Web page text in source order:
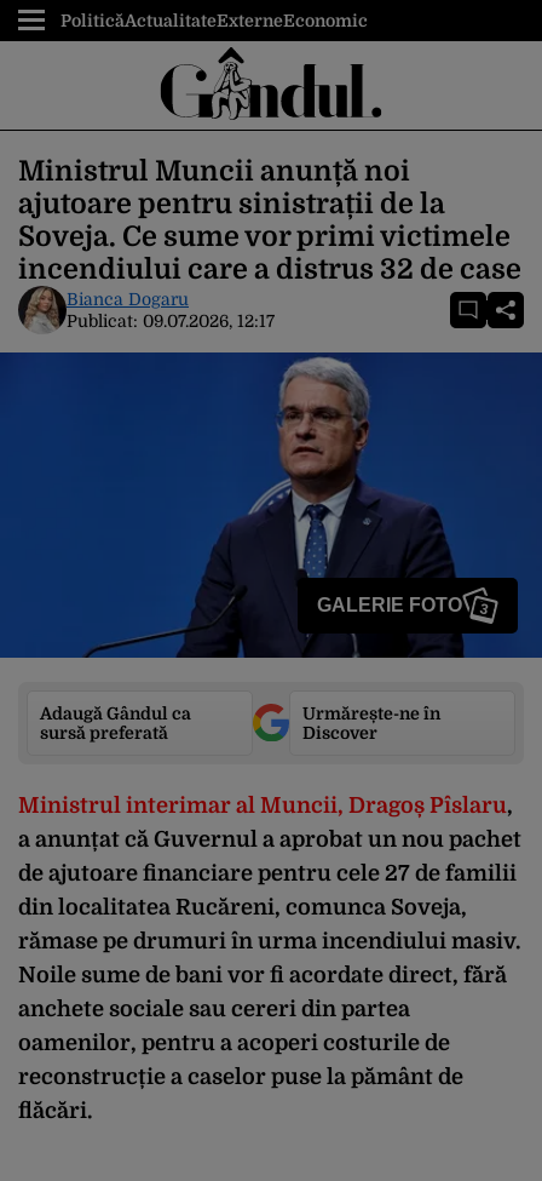
PoliticăActualitateExterneEconomic
Ministrul Muncii anunță noi
ajutoare pentru sinistrații de la
Soveja. Ce sume vor primi victimele
incendiului care a distrus 32 de case
Bianca Dogaru
Publicat: 09.07.2026, 12:17
GALERIE FOTO 3
Adaugă Gândul ca
sursă preferată
Urmărește-ne în
Discover
Ministrul interimar al Muncii, Dragoș Pîslaru,
a anunțat că Guvernul a aprobat un nou pachet
de ajutoare financiare pentru cele 27 de familii
din localitatea Rucăreni, comunca Soveja,
rămase pe drumuri în urma incendiului masiv.
Noile sume de bani vor fi acordate direct, fără
anchete sociale sau cereri din partea
oamenilor, pentru a acoperi costurile de
reconstrucție a caselor puse la pământ de
flăcări.